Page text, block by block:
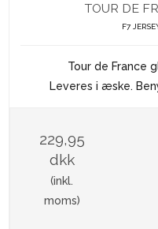
TOUR DE
F7
Tour de France
Leveres i æske.
229,95
dkk
(inkl.
moms)